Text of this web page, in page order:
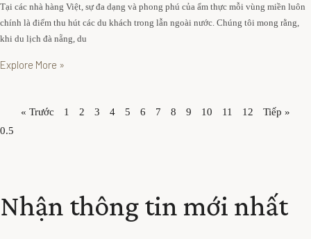
Tại các nhà hàng Việt, sự đa dạng và phong phú của ẩm thực mỗi vùng miền luôn
chính là điểm thu hút các du khách trong lẫn ngoài nước. Chúng tôi mong rằng,
khi du lịch đà nẵng, du
Explore More »
« Trước 1 2 3 4 5 6 7 8 9 10 11 12 Tiếp »
Nhận thông tin mới nhất